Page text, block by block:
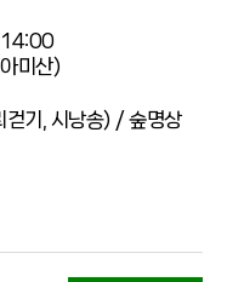
미산)
기, 시낭송) / 숲명상